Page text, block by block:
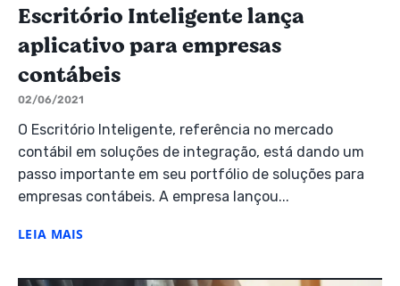
Escritório Inteligente lança
aplicativo para empresas
contábeis
02/06/2021
O Escritório Inteligente, referência no mercado
contábil em soluções de integração, está dando um
passo importante em seu portfólio de soluções para
empresas contábeis. A empresa lançou...
LEIA MAIS